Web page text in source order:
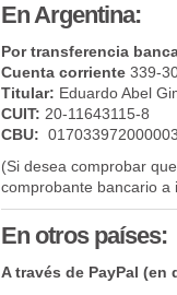
En Argentina:
Por transferencia
Cuenta corriente339-
Titular: Eduardo Abel
CUIT: 20-11643115-8
CBU:
(Si desea comprobar
comprobante bancario a
En otros países:
A través de PayPal